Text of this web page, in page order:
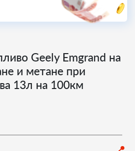
Geely Emgrand на
и метане при
13л на 100км